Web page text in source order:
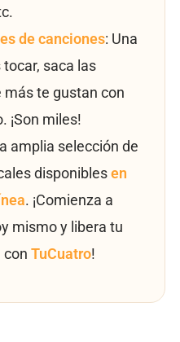
de canciones: Una
saca las
más te gustan con
¡Son miles!
amplia selección de
disponibles en
. ¡Comienza a
mismo y libera tu
con TuCuatro!